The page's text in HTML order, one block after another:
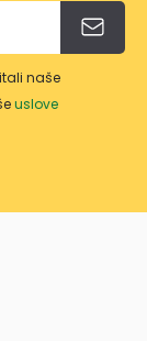
naše
uslove